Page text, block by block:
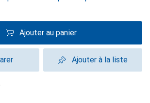
Ajouter au panier
Ajouter à la liste